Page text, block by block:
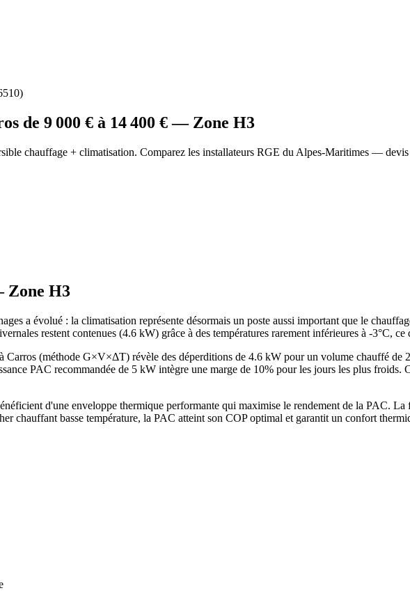
)
de 9 000 € à 14 400 € — Zone H3
chauffage + climatisation. Comparez les installateurs RGE du Alpes-Maritimes —
H3
a évolué : la climatisation représente désormais un poste aussi important que le
restent contenues (4.6 kW) grâce à des températures rarement inférieures à -3°C,
Carros (méthode G×V×ΔT) révèle des déperditions de 4.6 kW pour un volume chauffé
PAC recommandée de 5 kW intègre une marge de 10% pour les jours les plus froids.
d'une enveloppe thermique performante qui maximise le rendement de la PAC. La
chauffant basse température, la PAC atteint son COP optimal et garantit un confort